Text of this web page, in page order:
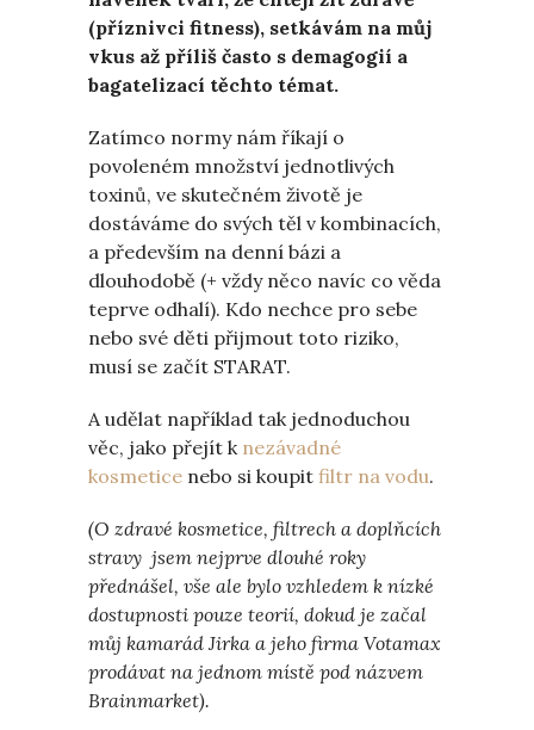
(příznivci fitness), setkávám na můj
vkus až příliš často s demagogií a
bagatelizací těchto témat.
Zatímco normy nám říkají o
povoleném množství jednotlivých
toxinů, ve skutečném životě je
dostáváme do svých těl v kombinacích,
a především na denní bázi a
dlouhodobě (+ vždy něco navíc co věda
teprve odhalí). Kdo nechce pro sebe
nebo své děti přijmout toto riziko,
musí se začít STARAT.
A udělat například tak jednoduchou
věc, jako přejít k nezávadné
kosmetice nebo si koupit filtr na vodu.
(O zdravé kosmetice, filtrech a doplňcích
stravy jsem nejprve dlouhé roky
přednášel, vše ale bylo vzhledem k nízké
dostupnosti pouze teorií, dokud je začal
můj kamarád Jirka a jeho firma Votamax
prodávat na jednom místě pod názvem
Brainmarket).